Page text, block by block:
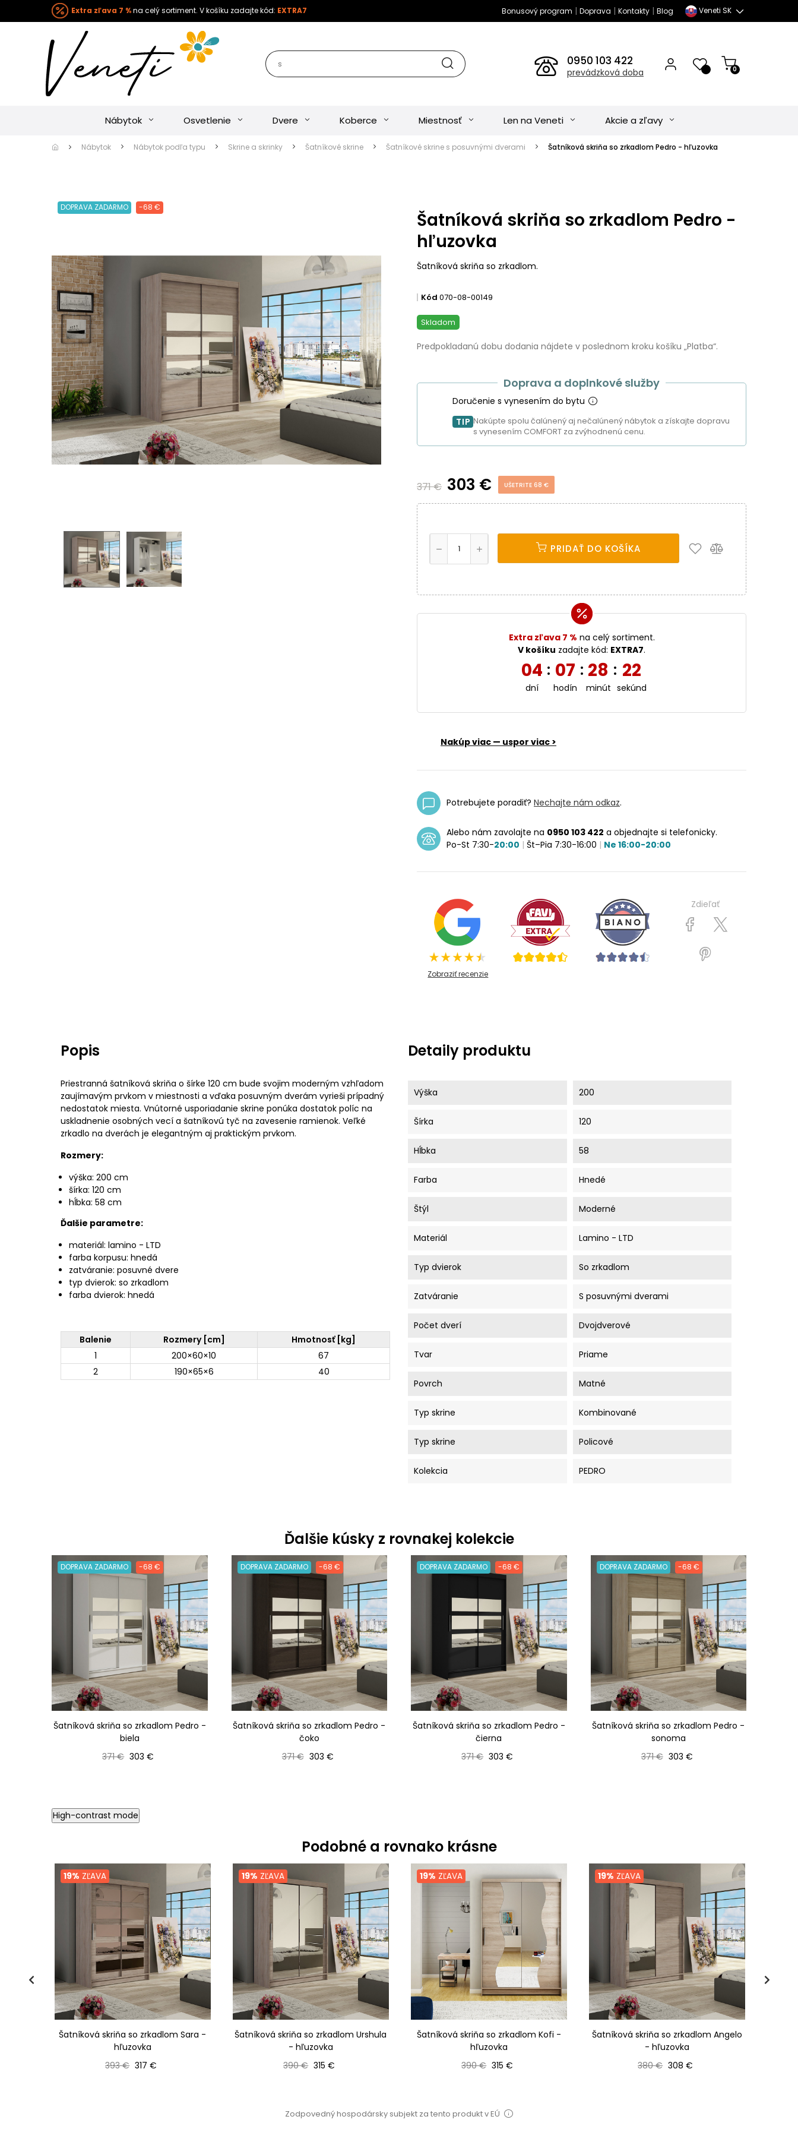
Extra zľava 7 %na celý sortiment. V košíku zadajte kód: EXTRA7 Bonusový program | Doprava | Kontakty| Blog Veneti SK
0950 103 422
prevádzková doba 0
Nábytok Osvetlenie Dvere Koberce Miestnosť Len na Veneti Akcie a zľavy
Nábytok Nábytok podľa typu Skrine a skrinky Šatníkové skrine Šatníkové skrine s posuvnými dverami Šatníková skriňa so zrkadlom Pedro - hľuzovka
DOPRAVA ZADARMO -68 €
Šatníková skriňa so zrkadlom Pedro -
hľuzovka
Šatníková skriňa so zrkadlom.
Kód 070-08-00149
Skladom
Predpokladanú dobu dodania nájdete v poslednom kroku košíku „Platba“.
Doprava a doplnkové služby
Doručenie s vynesením do bytu
TIP Nakúpte spolu čalúnený aj nečalúnený nábytok a získajte dopravu
s vynesením COMFORT za zvýhodnenú cenu.
371 € 303 € UŠETRITE 68 €
PRIDAŤ DO KOŠÍKA
Extra zľava 7 % na celý sortiment.
V košíku zadajte kód: EXTRA7.
04
dní
: 07
hodín
: 28
minút
: 21
sekúnd
Nakúp viac — uspor viac >
Potrebujete poradiť? Nechajte nám odkaz.
Alebo nám zavolajte na 0950 103 422 a objednajte si telefonicky.
Po-St 7:30-20:00 | Št–Pia 7:30-16:00 | Ne 16:00-20:00
Zobraziť recenzie
Zdieľať
Popis
Priestranná šatníková skriňa o šírke 120 cm bude svojim moderným vzhľadom
zaujímavým prvkom v miestnosti a vďaka posuvným dverám vyrieši prípadný
nedostatok miesta. Vnútorné usporiadanie skrine ponúka dostatok políc na
uskladnenie osobných vecí a šatníkovú tyč na zavesenie ramienok. Veľké
zrkadlo na dverách je elegantným aj praktickým prvkom.
Rozmery:
výška: 200 cm
šírka: 120 cm
hĺbka: 58 cm
Ďalšie parametre:
materiál: lamino - LTD
farba korpusu: hnedá
zatváranie: posuvné dvere
typ dvierok: so zrkadlom
farba dvierok: hnedá
Balenie Rozmery [cm]
Hmotnosť [kg]
1
200×60×10
67
2
190×65×6 40
Detaily produktu
Výška 200
Šírka 120
Hĺbka 58
Farba Hnedé
Štýl Moderné
Materiál Lamino - LTD
Typ dvierok So zrkadlom
Zatváranie S posuvnými dverami
Počet dverí Dvojdverové
Tvar Priame
Povrch Matné
Typ skrine Kombinované
Typ skrine Policové
Kolekcia PEDRO
Ďalšie kúsky z rovnakej kolekcie
DOPRAVA ZADARMO -68 €
Šatníková skriňa so zrkadlom Pedro -
biela
Bežná cena
371 € Cena
303 €
DOPRAVA ZADARMO -68 €
Šatníková skriňa so zrkadlom Pedro -
čoko
Bežná cena
371 € Cena
303 €
DOPRAVA ZADARMO -68 €
Šatníková skriňa so zrkadlom Pedro -
čierna
Bežná cena
371 € Cena
303 €
DOPRAVA ZADARMO -68 €
Šatníková skriňa so zrkadlom Pedro -
sonoma
Bežná cena
371 € Cena
303 €
High-contrast mode
Podobné a rovnako krásne
19% ZĽAVA
Šatníková skriňa so zrkadlom Sara -
hľuzovka
Bežná cena
393 € Cena
317 €
19% ZĽAVA
Šatníková skriňa so zrkadlom Urshula
- hľuzovka
Bežná cena
390 € Cena
315 €
19% ZĽAVA
Šatníková skriňa so zrkadlom Kofi -
hľuzovka
Bežná cena
390 € Cena
315 €
19% ZĽAVA
Šatníková skriňa so zrkadlom Angelo
- hľuzovka
Bežná cena
380 € Cena
308 €
Zodpovedný hospodársky subjekt za tento produkt v EÚ